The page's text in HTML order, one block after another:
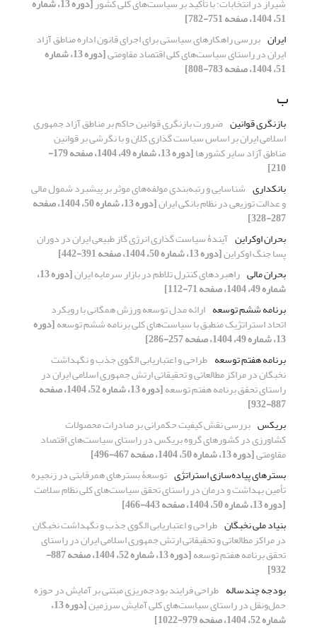
51، 1404، صفحه 751-782]
ایران بررسی راهکارهای سیاستی برای اجرای قانون اداره مناطق آزاد
ایران در راستای سیاست‌های کلی اقتصاد مقاومتی [دوره 13، شماره
51، 1404، صفحه 783-808]
ب
بازنگری قوانین ضرورت بازنگری قوانین حاکم بر مناطق آزاد جمهوری
اسلامی ایران بر اساس سیاست گذاری کلان و با نگرشی بر قوانین
مناطق آزاد سایر کشورها [دوره 13، شماره 49، 1404، صفحه 179-
210]
بانکداری شناسایی و رتبه‌بندی مولفه‌های موثر بر پیشبرد شمول مالی
و عدالت توزیعی در نظام بانکی ایران [دوره 13، شماره 50، 1404، صفحه
287-328]
بحران اوکراین آیندۀ سیاست گذاری انرژی گاز طبیعی ایران در دوران
پسا جنگ اوکراین[دوره 13، شماره 50، 1404، صفحه 391-442]
بحران مالی راهبردهای کنترل تلاطم در بازار سرمایه ایران [دوره 13،
شماره 49، 1404، صفحه 71-112]
برنامه ششم توسعه ارائه مدل توسعه ورزش همگانی با رویکرد
اتحاد استراتژیک منطبق با سیاست‌های کلی برنامه ششم توسعه[دوره
13، شماره 49، 1404، صفحه 257-286]
برنامه هفتم توسعه طراحی و اعتباریابی الگوی جذب و نگهداشت
نخبگان در مراکز مطالعاتی و تحقیقاتی ارتش جمهوری اسلامی ایران در
راستای تحقق برنامه هفتم توسعه [دوره 13، شماره 52، 1404، صفحه
887-932]
بریکس بررسی نقش کیفیت حکمرانی بر صادرات محصولات
کشاورزی در کشورهای گروه بریکس در راستای سیاست‌های اقتصاد
مقاومتی[دوره 13، شماره 50، 1404، صفحه 467-496]
بسترهای پیاده‌سازی استراتژی توسعۀ بسترهای همرقابتی در زنجیره
تأمین بهداشت و درمان در راستای تحقق سیاست‌های کلی نظام سلامت
[دوره 13، شماره 50، 1404، صفحه 443-466]
بنیاد ملی نخبگان طراحی و اعتباریابی الگوی جذب و نگهداشت نخبگان
در مراکز مطالعاتی و تحقیقاتی ارتش جمهوری اسلامی ایران در راستای
تحقق برنامه هفتم توسعه [دوره 13، شماره 52، 1404، صفحه 887-
932]
بودجه چندساله طراحی فرایند بودجه‌ریزی مبتنی بر آمایش در حوزه
حمل‌ونقل در راستای سیاست‌های کلی آمایش سرزمین [دوره 13،
شماره 52، 1404، صفحه 979-1022]